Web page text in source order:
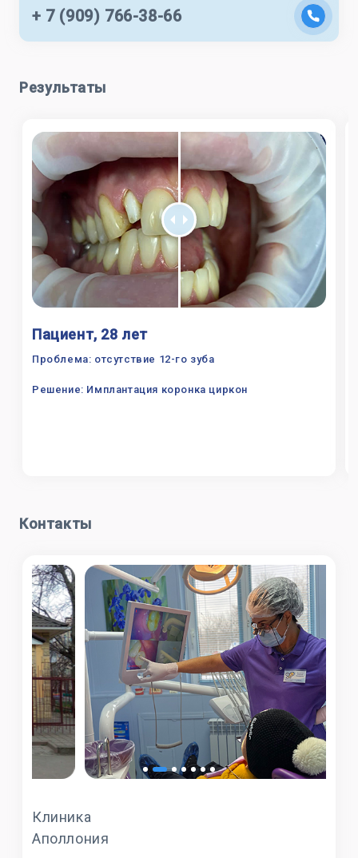
+ 7 (909) 766-38-66
Результаты
Пациент, 28 лет
Проблема: отсутствие 12-го зуба
Решение: Имплантация коронка циркон
Контакты
Клиника
Аполлония